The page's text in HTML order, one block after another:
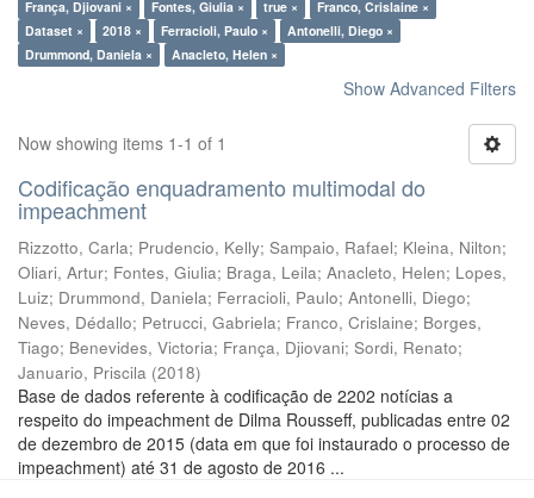
França, Djiovani × Fontes, Giulia × true ×
Franco, Crislaine ×
Dataset ×
2018 × Ferracioli, Paulo ×
Antonelli, Diego ×
Drummond, Daniela ×
Anacleto, Helen ×
Show Advanced Filters
Now showing items 1-1 of 1
Codificação enquadramento multimodal do
impeachment
Rizzotto, Carla; Prudencio, Kelly; Sampaio, Rafael; Kleina, Nilton;
Oliari, Artur; Fontes, Giulia; Braga, Leila; Anacleto, Helen; Lopes,
Luiz; Drummond, Daniela; Ferracioli, Paulo; Antonelli, Diego;
Neves, Dédallo; Petrucci, Gabriela; Franco, Crislaine; Borges,
Tiago; Benevides, Victoria; França, Djiovani; Sordi, Renato;
Januario, Priscila (2018)
Base de dados referente à codificação de 2202 notícias a
respeito do impeachment de Dilma Rousseff, publicadas entre 02
de dezembro de 2015 (data em que foi instaurado o processo de
impeachment) até 31 de agosto de 2016 ...